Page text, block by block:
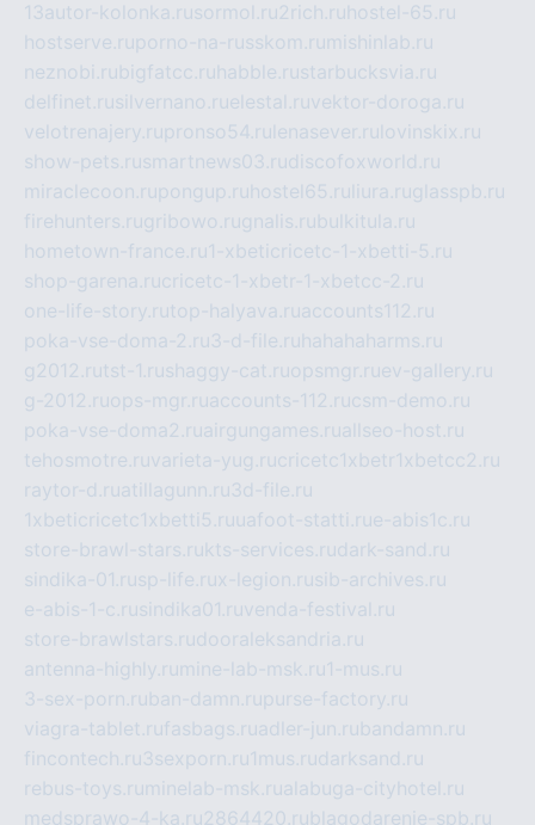
13autor-kolonka.rusormol.ru2rich.ru hostel-65.ru
hostserve.ruporno-na-russkom.ru mishinlab.ru
neznobi.rubigfatcc.ru habble.rustarbucksvia.ru
delfinet.rusilvernano.ruelestal.ruvektor-doroga.ru
velotrenajery.rupronso54.ru lenasever.ru lovinskix.ru
show-pets.rusmartnews03.rudiscofoxworld.ru
miraclecoon.rupongup.ru hostel65.ru liura.ruglasspb.ru
firehunters.rugribowo.rugnalis.rubulkitula.ru
hometown-france.ru1-xbeticricetc-1-xbetti-5.ru
shop-garena.rucricetc-1-xbetr-1-xbetcc-2.ru
one-life-story.rutop-halyava.ruaccounts112.ru
poka-vse-doma-2.ru3-d-file.ru hahahaharms.ru
g2012.rutst-1.rushaggy-cat.ruopsmgr.ruev-gallery.ru
g-2012.ruops-mgr.ruaccounts-112.rucsm-demo.ru
poka-vse-doma2.ruairgungames.ruallseo-host.ru
tehosmotre.ruvarieta-yug.rucricetc1xbetr1xbetcc2.ru
raytor-d.ruatillagunn.ru3d-file.ru
1xbeticricetc1xbetti5.ruuafoot-statti.rue-abis1c.ru
store-brawl-stars.rukts-services.rudark-sand.ru
sindika-01.rusp-life.rux-legion.rusib-archives.ru
e-abis-1-c.rusindika01.ruvenda-festival.ru
store-brawlstars.rudooraleksandria.ru
antenna-highly.ru mine-lab-msk.ru1-mus.ru
3-sex-porn.ruban-damn.rupurse-factory.ru
viagra-tablet.rufasbags.ruadler-jun.rubandamn.ru
fincontech.ru3sexporn.ru1mus.rudarksand.ru
rebus-toys.ru minelab-msk.rualabuga-cityhotel.ru
medsprawo-4-ka.ru2864420.rublagodarenie-spb.ru